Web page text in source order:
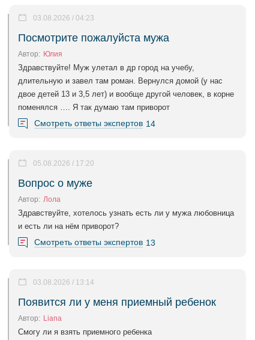
Посмотрите пожалуйста мужа
03.08.2026 / 04:23
Автор: Юлия
Здравствуйте! Муж улетал в др город на учебу,
длительную и завел там роман. Вернулся домой (у нас
двое детей 13 и 3,5 лет) и вообще другой человек, в корне
поменялся …. Я так думаю там приворот
Смотреть ответы экспертов 14
Вопрос о муже
05.08.2026 / 17:20
Автор: Лола
Здравствуйте, хотелось узнать есть ли у мужа любовница
и есть ли на нём приворот?
Смотреть ответы экспертов 13
Появится ли у меня приемный ребенок
03.08.2026 / 13:14
Автор: Liana
Смогу ли я взять приемного ребенка